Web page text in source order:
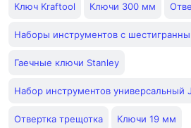
Ключ Kraftool Ключи 300 мм
Наборы инструментов с
Гаечные ключи Stanley
Набор инструментов универсальный
Отвертка трещотка Ключи 19 мм